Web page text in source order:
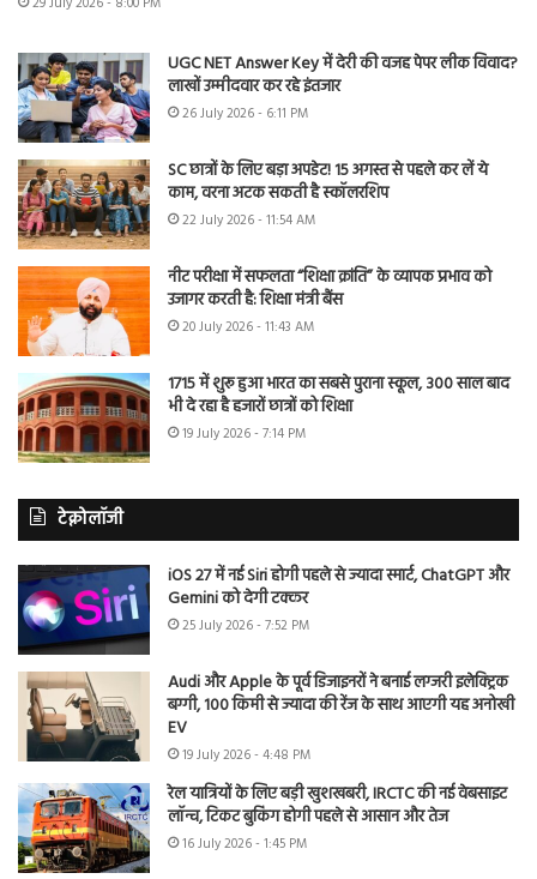
UGC NET Answer Key में देरी की वजह पेपर लीक विवाद?
लाखों उम्मीदवार कर रहे इंतजार
26 July 2026 - 6:11 PM
SC छात्रों के लिए बड़ा अपडेट! 15 अगस्त से पहले कर लें ये
काम, वरना अटक सकती है स्कॉलरशिप
22 July 2026 - 11:54 AM
नीट परीक्षा में सफलता “शिक्षा क्रांति” के व्यापक प्रभाव को
उजागर करती है: शिक्षा मंत्री बैंस
20 July 2026 - 11:43 AM
1715 में शुरू हुआ भारत का सबसे पुराना स्कूल, 300 साल बाद
भी दे रहा है हजारों छात्रों को शिक्षा
19 July 2026 - 7:14 PM
टेक्नोलॉजी
iOS 27 में नई Siri होगी पहले से ज्यादा स्मार्ट, ChatGPT और
Gemini को देगी टक्कर
25 July 2026 - 7:52 PM
Audi और Apple के पूर्व डिजाइनरों ने बनाई लग्जरी इलेक्ट्रिक
बग्गी, 100 किमी से ज्यादा की रेंज के साथ आएगी यह अनोखी
EV
19 July 2026 - 4:48 PM
रेल यात्रियों के लिए बड़ी खुशखबरी, IRCTC की नई वेबसाइट
लॉन्च, टिकट बुकिंग होगी पहले से आसान और तेज
16 July 2026 - 1:45 PM